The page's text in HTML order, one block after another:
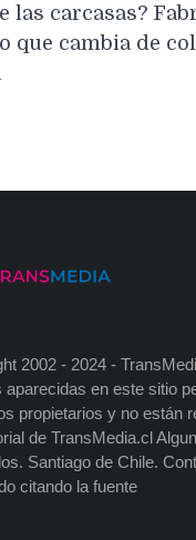
las carcasas?
que cambia de
2002 - 2024 -
aparecidas en este sitio
propietarios y no están
de TransMedia.cl
Santiago de Chile.
citando la fuente